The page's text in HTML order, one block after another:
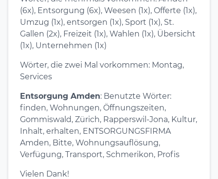
(6x), Entsorgung (6x), Weesen (1x), Offerte (1x),
Umzug (1x), entsorgen (1x), Sport (1x), St.
Gallen (2x), Freizeit (1x), Wahlen (1x), Übersicht
(1x), Unternehmen (1x)
Wörter, die zwei Mal vorkommen: Montag,
Services
Entsorgung Amden: Benutzte Wörter:
finden, Wohnungen, Öffnungszeiten,
Gommiswald, Zürich, Rapperswil-Jona, Kultur,
Inhalt, erhalten, ENTSORGUNGSFIRMA
Amden, Bitte, Wohnungsauflösung,
Verfügung, Transport, Schmerikon, Profis
Vielen Dank!